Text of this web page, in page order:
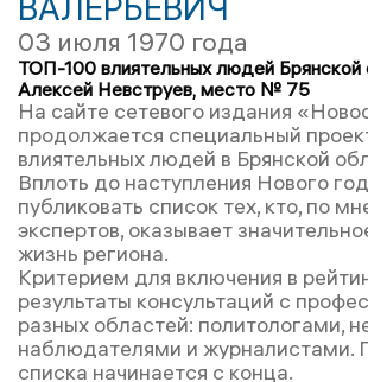
03 июля 1970 года
ТОП-100 влиятельных людей Брянской
Алексей Невструев, место № 75
На сайте сетевого издания
продолжается специальный
влиятельных людей в Брянской
Вплоть до наступления Нового
публиковать список тех, кто, по
экспертов, оказывает
жизнь региона.
Критерием для включения в
результаты консультаций с
разных областей: политологами,
наблюдателями и журналистами.
списка начинается с конца.